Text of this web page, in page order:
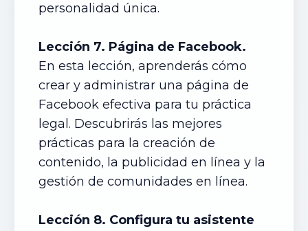
personalidad única.
Lección 7. Página de Facebook.
En esta lección, aprenderás cómo
crear y administrar una página de
Facebook efectiva para tu práctica
legal. Descubrirás las mejores
prácticas para la creación de
contenido, la publicidad en línea y la
gestión de comunidades en línea.
Lección 8. Configura tu asistente